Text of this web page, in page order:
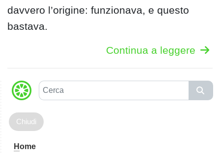
davvero l’origine: funzionava, e questo
bastava.
Continua a leggere
C
e
c
Home